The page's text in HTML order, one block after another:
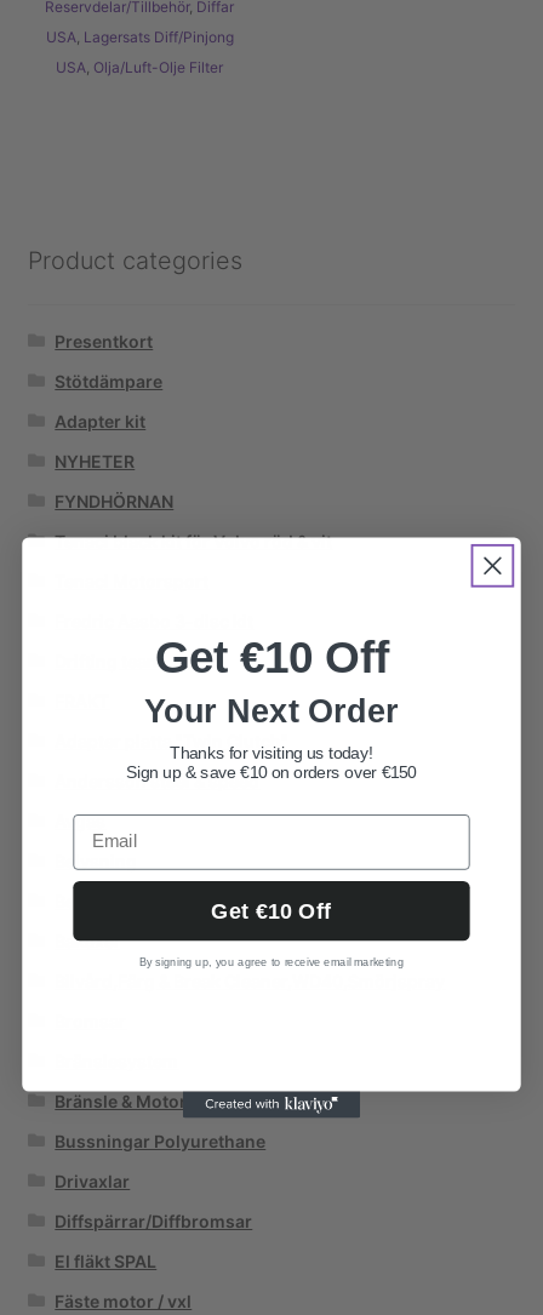
Reservdelar/Tillbehör, Diffar
USA Lagersats Diff/Pinjong
USA Olja/Luft-Olje Filter
Product categories
Presentkort
Stötdämpare
Adapter kit
NYHETER
FYNDHÖRNAN
Tenaci black kit för Volvo röd & vit
Drifting team
Andersson steel & speed
Avgas
Bakaxel
Bränsle & Motor tillsatser
Bussningar Polyurethane
Drivaxlar
Diffspärrar/Diffbromsar
El fläkt SPAL
Fäste motor / vxl
Get €10 Off
Your Next Order
Thanks for visiting us today!
Sign up & save €10 on orders over €150
Get €10 Off
By signing up, you agree to receive email marketing